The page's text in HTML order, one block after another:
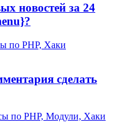
новостей за 24
по PHP, Хаки
сделать
по PHP, Модули, Хаки